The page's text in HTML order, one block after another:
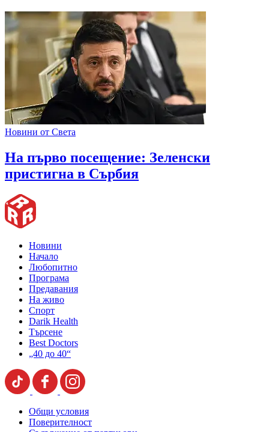
Новини от Света
На първо посещение: Зеленски
пристигна в Сърбия
Новини
Начало
Любопитно
Програма
Предавания
На живо
Спорт
Darik Health
Търсене
Best Doctors
„40 до 40“
Общи условия
Поверителност